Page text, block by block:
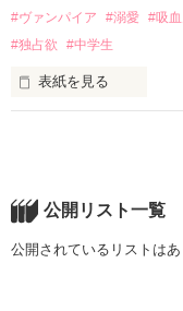
闇姫を中心に吸血鬼た
今宵、永遠の契約が結
nanahoku様
☆表紙絵は友人作。挿
ました(*^^*)
☆エブリスタ、カク
2023年　‪9月‪24‬日　完
☆表紙絵はアルバイト
私が虜になりそうなの
雷雨様がモデル級に
#ヴァンパイア #溺愛 #吸
#独占欲
#中学生
表紙を見る
初日
公開リスト一覧
公開されているリストはあ